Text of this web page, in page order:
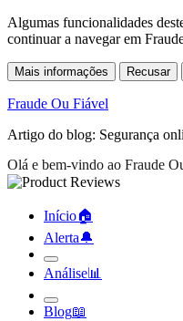
Algumas funcionalidades
continuar a navegar em
Mais informações Recusar
Fraude Ou Fiável
Artigo do blog: Segurança
Alerta🔔︎
Análise
Blog